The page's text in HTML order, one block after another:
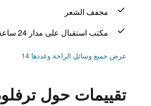
مجفف الشعر
مكتب استقبال على مدار 24 ساعة
عرض جميع وسائل الراحة وعددها 14
تقييمات حول